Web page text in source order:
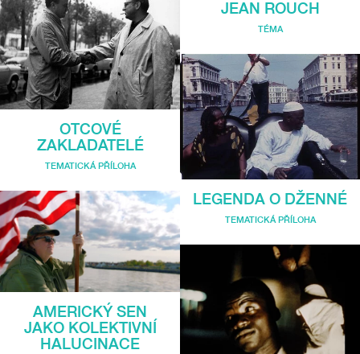
OTCOVÉ
ZAKLADATELÉ
TEMATICKÁ PŘÍLOHA
AMERICKÝ SEN
JAKO KOLEKTIVNÍ
HALUCINACE
JEAN ROUCH
TÉMA
LEGENDA O DŽENNÉ
TEMATICKÁ PŘÍLOHA